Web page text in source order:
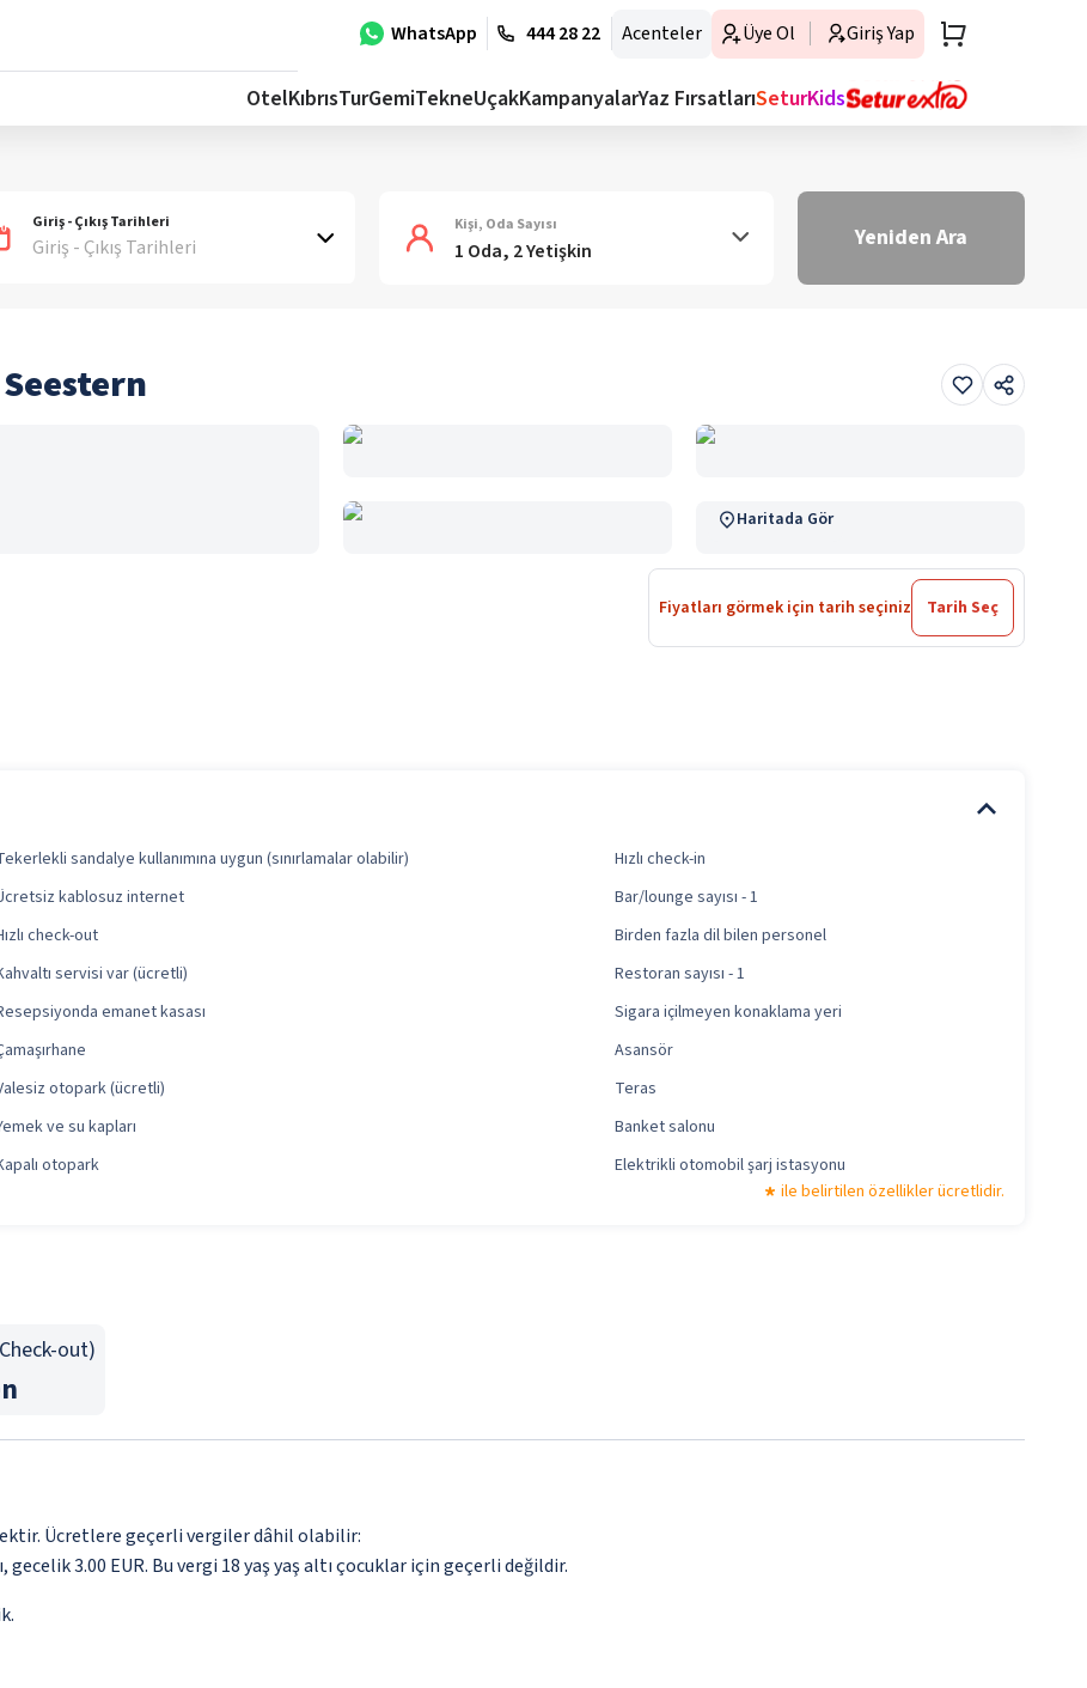
WhatsApp 444 28 22 Acenteler Üye Ol Giriş Yap
OtelKıbrısTurGemiTekneUçakKampanyalarYaz FırsatlarıSeturKids
Giriş - Çıkış Tarihleri
Giriş - Çıkış Tarihleri
Kişi, Oda Sayısı
1 Oda, 2 Yetişkin Yeniden Ara
Haritada Gör
Fiyatları görmek için tarih seçiniz Tarih Seç
sandalye kullanımına uygun (sınırlamalar olabilir)
Hızlı check-in
kablosuz internet
Bar/lounge sayısı - 1
check-out
Birden fazla dil bilen personel
servisi var (ücretli)
Restoran sayısı - 1
emanet kasası
Sigara içilmeyen konaklama yeri
Asansör
otopark (ücretli)
Teras
ve su kapları
Banket salonu
otopark
Elektrikli otomobil şarj istasyonu
ile belirtilen özellikler ücretlidir.
out)
Ücretlere geçerli vergiler dâhil olabilir:
gecelik 3.00 EUR. Bu vergi 18 yaş yaş altı çocuklar için geçerli değildir.